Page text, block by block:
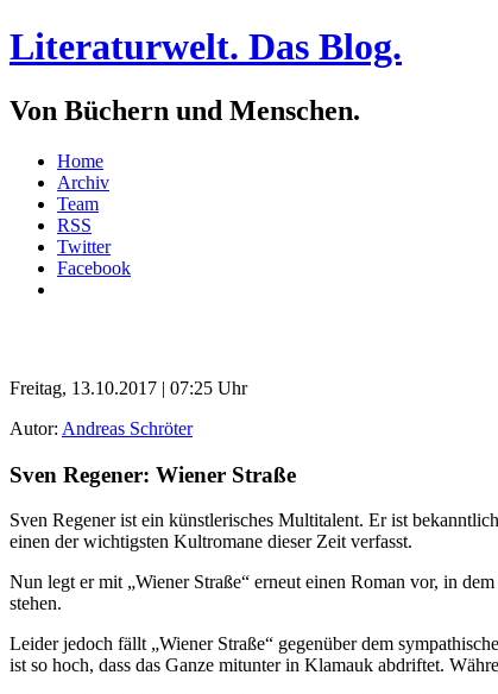
Literaturwelt. Das Blog.
Von Büchern und Menschen.
Home
Archiv
Team
RSS
Twitter
Facebook
Freitag, 13.10.2017 | 07:25 Uhr
Autor: Andreas Schröter
Sven Regener: Wiener Straße
Sven Regener ist ein künstlerisches Multitalent. Er ist
einen der wichtigsten Kultromane dieser Zeit verfasst.
Nun legt er mit „Wiener Straße“ erneut einen Roman vor, in
stehen.
Leider jedoch fällt „Wiener Straße“ gegenüber dem
ist so hoch, dass das Ganze mitunter in Klamauk abdriftet.